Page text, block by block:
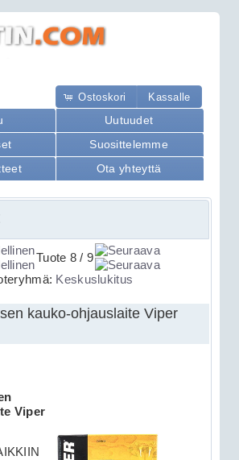
Ostoskori Kassalle
Uutuudet
Suosittelemme
Ota yhteyttä
Tuote 8 / 9
Keskuslukitus
kauko-ohjauslaite Viper
Viper